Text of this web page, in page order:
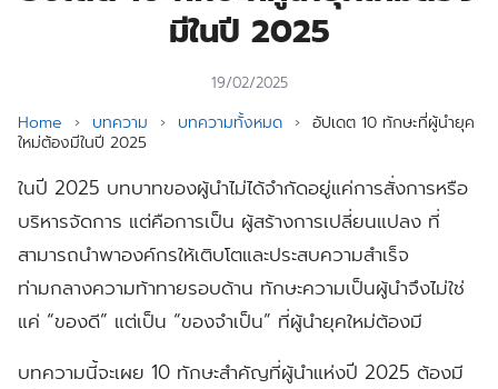
มีในปี 2025
19/02/2025
Home › บทความ › บทความทั้งหมด › อัปเดต 10 ทักษะที่ผู้นำยุค
ใหม่ต้องมีในปี 2025
ในปี 2025 บทบาทของผู้นำไม่ได้จำกัดอยู่แค่การสั่งการหรือ
บริหารจัดการ แต่คือการเป็น ผู้สร้างการเปลี่ยนแปลง ที่
สามารถนำพาองค์กรให้เติบโตและประสบความสำเร็จ
ท่ามกลางความท้าทายรอบด้าน ทักษะความเป็นผู้นำจึงไม่ใช่
แค่ “ของดี” แต่เป็น “ของจำเป็น” ที่ผู้นำยุคใหม่ต้องมี
บทความนี้จะเผย 10 ทักษะสำคัญที่ผู้นำแห่งปี 2025 ต้องมี